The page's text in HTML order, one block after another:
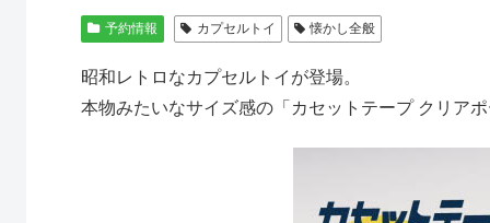
予約情報 カプセルトイ 懐かし全般
昭和レトロなカプセルトイが登場。
本物みたいなサイズ感の「カセットテープ クリア